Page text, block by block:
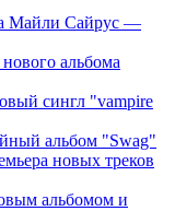
Майли Сайрус —
альбома
сингл "vampire
альбом "Swag"
новых треков
альбомом и